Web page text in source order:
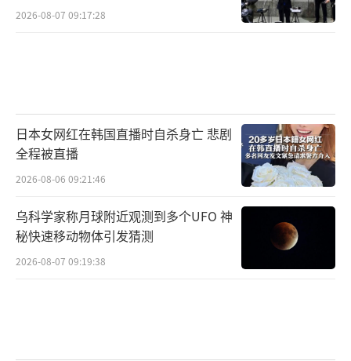
2026-08-07 09:17:28
日本女网红在韩国直播时自杀身亡 悲剧
全程被直播
2026-08-06 09:21:46
乌科学家称月球附近观测到多个UFO 神
秘快速移动物体引发猜测
2026-08-07 09:19:38